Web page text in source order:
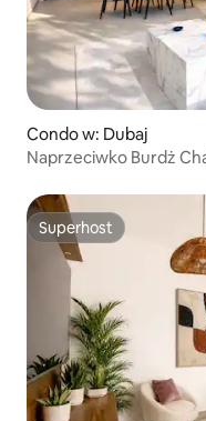
Condo w: Dubaj
Naprzeciwko Burdż
Superhost
Superhost